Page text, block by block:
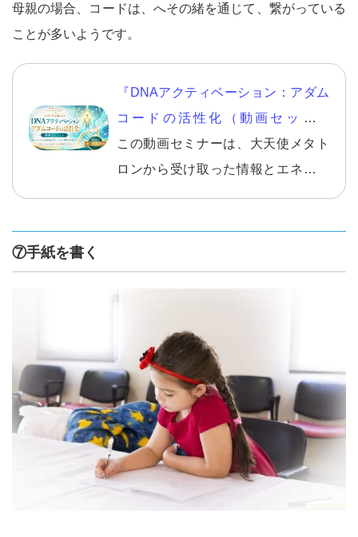
母親の場合、コードは、へその緒を通じて、繋がっている
ことが多いようです。
『DNAアクティベーション：アダム
コードの活性化（動画セッショ
ン）』
この動画セミナーは、大天使メタト
ロンから受け取った情報とエネルギ
いように、期間中は何度でも継続し
⑦手紙を書く